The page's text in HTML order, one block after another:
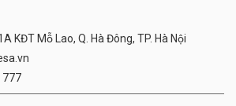
KĐT Mỗ Lao, Q. Hà Đông, TP. Hà Nội
777